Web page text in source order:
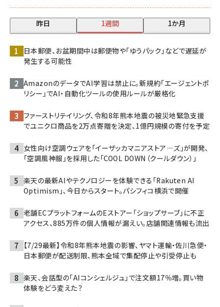
昨日 1週間 1か月
日本郵便、お盆期間中は郵便物や「ゆうパック」などで遅延が
発生する可能性
AmazonのデータでAI学習は禁止に。新規約「エージェントポ
リシー」でAI・自動化ツールの使用ルールが厳格化
ファーストリテイリング、令和8年熊本地震の被災地緊急支援
でユニクロ商品を2万点寄贈を決定、1億円規模の寄付を予定
女性向け空調ウェアを「イーザッカマニアストア―ズ」が開発、
「空調風神服」を採用した「COOL DOWN（クールダウン）」
楽天の最新AIやテクノロジーを体験できる「Rakuten AI
Optimism」、今日からスタート。パシフィコ横浜で開催
老舗ECプラットフォームのEストアー「ショップサーブ」に不正
アクセス、885万件の個人情報が漏えい。店舗関連情報も流出
【7/29最新】令和8年熊本地震の影響、ヤマト運輸・佐川急便・
日本郵便が配送制限、熊本全域で集配停止や引受停止も
楽天、会話型の「AIコンシェルジュ」で注文額17％増。買い物
体験をどう変えた？